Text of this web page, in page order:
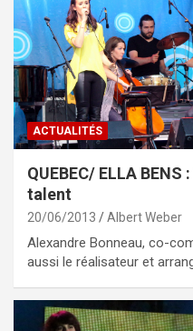
ACTUALITÉS
QUEBEC/ ELLA
talent
20/06/2013 Albert Weber
Alexandre Bonneau, co-
aussi le réalisateur et